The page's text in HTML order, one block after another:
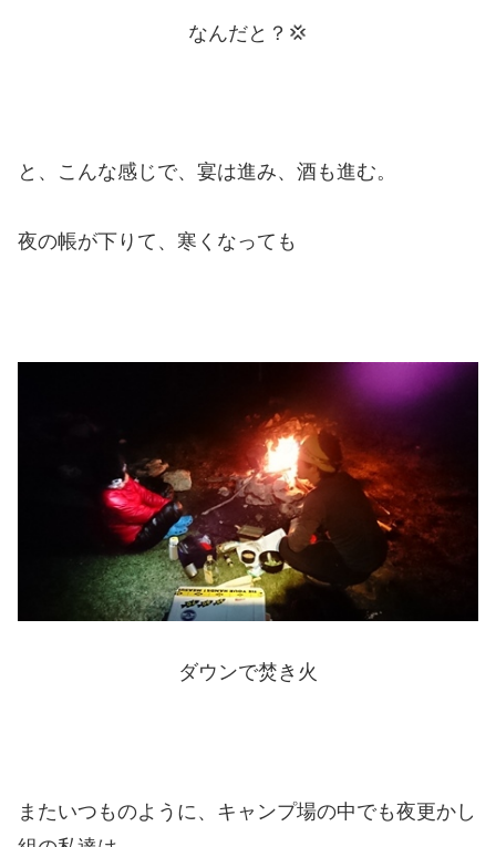
なんだと？💢
と、こんな感じで、宴は進み、酒も進む。
夜の帳が下りて、寒くなっても
ダウンで焚き火
またいつものように、キャンプ場の中でも夜更かし